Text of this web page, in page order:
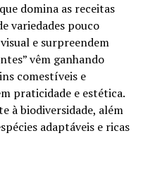
domina as receitas
variedades pouco
e surpreendem
vêm ganhando
comestíveis e
praticidade e estética.
à biodiversidade, além
adaptáveis e ricas